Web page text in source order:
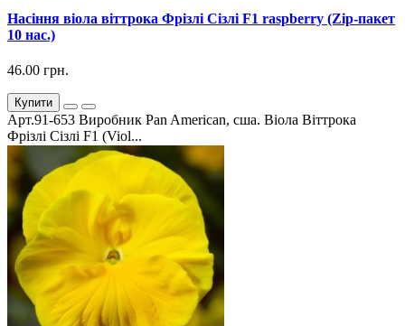
Насіння віола віттрока Фрізлі Сізлі F1 raspberry (Zip-пакет
10 нас.)
46.00 грн.
Купити
Арт.91-653 Виробник Pan American, сша. Віола Віттрока
Фрізлі Сізлі F1 (Viol...